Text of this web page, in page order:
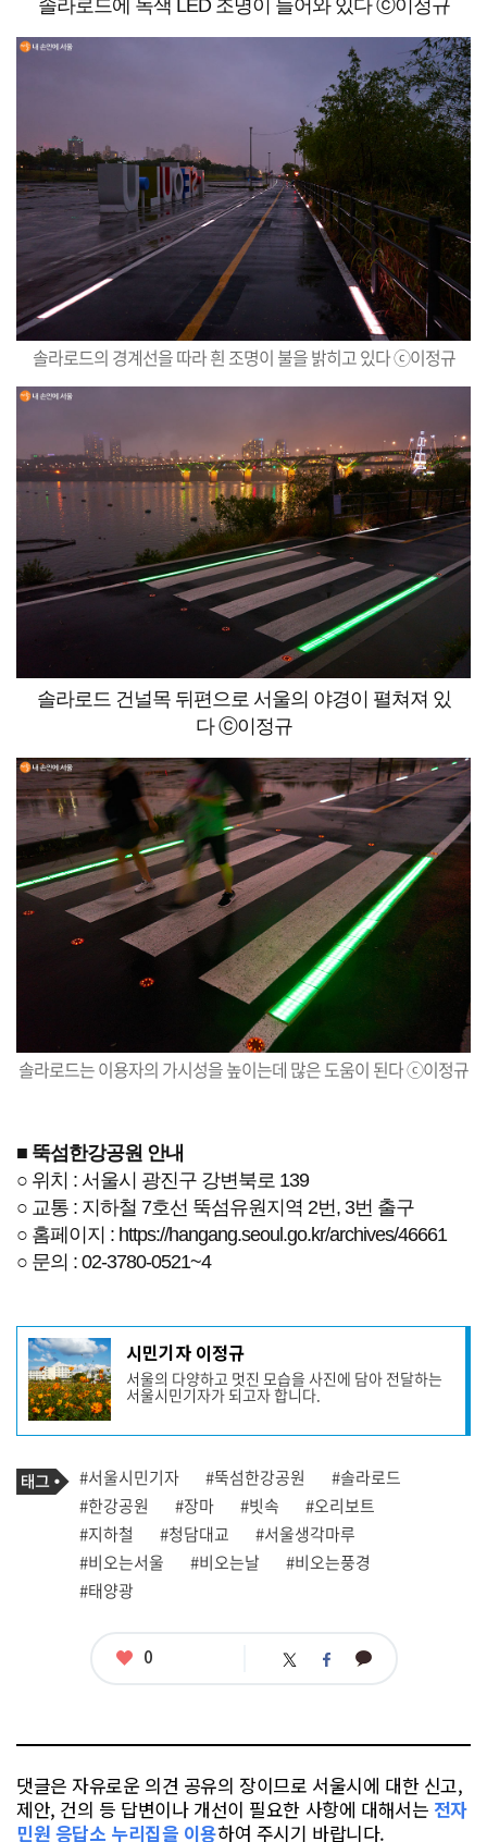
솔라로드에 녹색 LED 조명이 들어와 있다 ⓒ이정규
솔라로드의 경계선을 따라 흰 조명이 불을 밝히고 있다 ⓒ이정규
솔라로드 건널목 뒤편으로 서울의 야경이 펼쳐져 있
다 ⓒ이정규
솔라로드는 이용자의 가시성을 높이는데 많은 도움이 된다 ⓒ이정규
■ 뚝섬한강공원 안내
○ 위치 : 서울시 광진구 강변북로 139
○ 교통 : 지하철 7호선 뚝섬유원지역 2번, 3번 출구
○ 홈페이지 : https://hangang.seoul.go.kr/archives/46661
○ 문의 : 02-3780-0521~4
기
사
작
성
자
프
필
시민기자 이정규
서울의 다양하고 멋진 모습을 사진에 담아 전달하는
서울시민기자가 되고자 합니다.
기
사
관
련
태
그
태
그
#서울시민기자 #뚝섬한강공원
#솔라로드
#한강공원
#장마 #빗속
#오리보트
#지하철
#청담대교
#서울생각마루
#비오는서울
#비오는날
#비오는풍경
#태양광
좋
0 트 페 카
댓글은 자유로운 의견 공유의 장이므로 서울시에 대한 신고,
제안, 건의 등 답변이나 개선이 필요한 사항에 대해서는 전자
민원 응답소 누리집을 이용하여 주시기 바랍니다.